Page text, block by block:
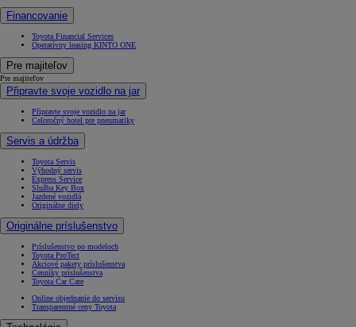
Financovanie
Toyota Financial Services
Operatívny leasing KINTO ONE
Pre majiteľov
Pre majiteľov
Připravte svoje vozidlo na jar
Připravte svoje vozidlo na jar
Celoročný hotel pre pneumatiky
Servis a údržba
Toyota Servis
Výhodný servis
Express Service
Služba Key Box
Jazdené vozidlá
Originálne diely
Originálne príslušenstvo
Príslušenstvo po modeloch
Toyota ProTect
Akciové pakety príslušenstva
Cenníky príslušenstva
Toyota Car Care
Online objednanie do servisu
Transparentné ceny Toyota